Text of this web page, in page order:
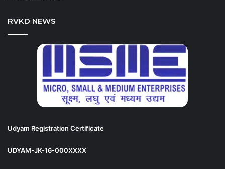
RVKD NEWS
Udyam Registration Certificate
UDYAM-JK-16-000XXXX